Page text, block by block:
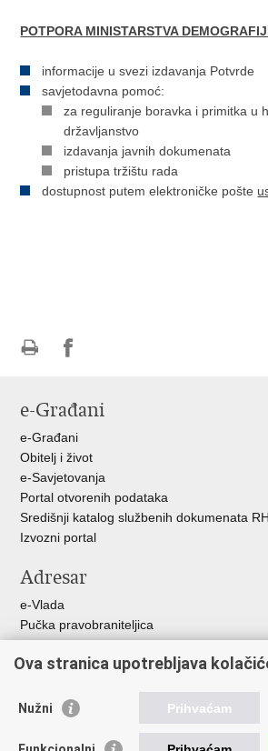
POTPORA MINISTARSTVA
informacije u svezi izdavanja Potvrde
savjetodavna pomoć:
za reguliranje boravka i primitka u
državljanstvo
izdavanja javnih dokumenata
pristupa tržištu rada
dostupnost putem elektroničke pošte
Facebooku
e-Građani
e-Građani
Obitelj i život
e-Savjetovanja
Portal otvorenih podataka
Središnji katalog službenih dokumenata RH
Izvozni portal
Adresar
e-Vlada
Pučka pravobraniteljica
Pravobraniteljica za ravnopravnost spolova
Pravobraniteljica za djecu
Povjerenik za informiranje
Korisne poveznice
Ova stranica upotrebljava
Nužni Prihvaćam